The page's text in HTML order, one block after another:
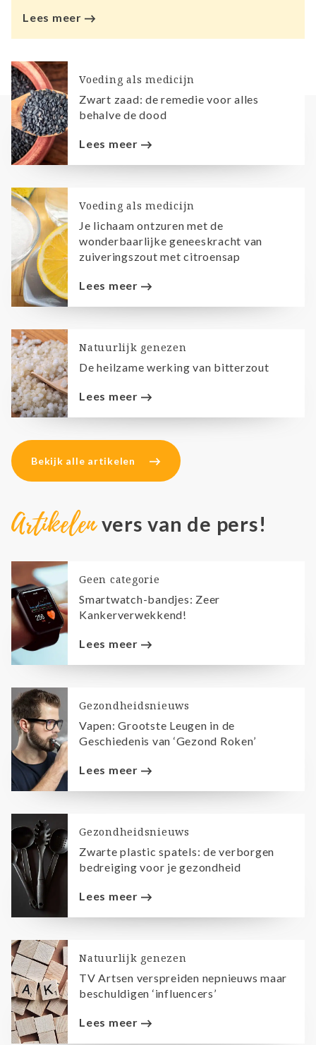
Lees meer
Voeding als medicijn
Zwart zaad: de remedie voor alles
behalve de dood
Lees meer
Voeding als medicijn
Je lichaam ontzuren met de
wonderbaarlijke geneeskracht van
zuiveringszout met citroensap
Lees meer
Natuurlijk genezen
De heilzame werking van bitterzout
Lees meer
Artikelenvers van de pers!
Bekijk alle artikelen
Geen categorie
Smartwatch-bandjes: Zeer
Kankerverwekkend!
Lees meer
Gezondheidsnieuws
Vapen: Grootste Leugen in de
Geschiedenis van ‘Gezond Roken’
Lees meer
Gezondheidsnieuws
Zwarte plastic spatels: de verborgen
bedreiging voor je gezondheid
Lees meer
Natuurlijk genezen
TV Artsen verspreiden nepnieuws maar
beschuldigen ‘influencers’
Lees meer